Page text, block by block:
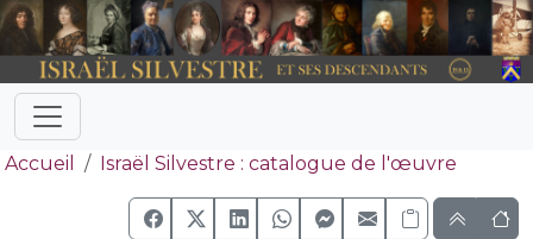
Accueil Israël Silvestre : catalogue de l'œuvre